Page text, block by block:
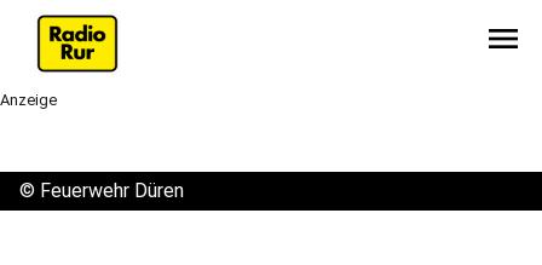
menu
Anzeige
© Feuerwehr Düren